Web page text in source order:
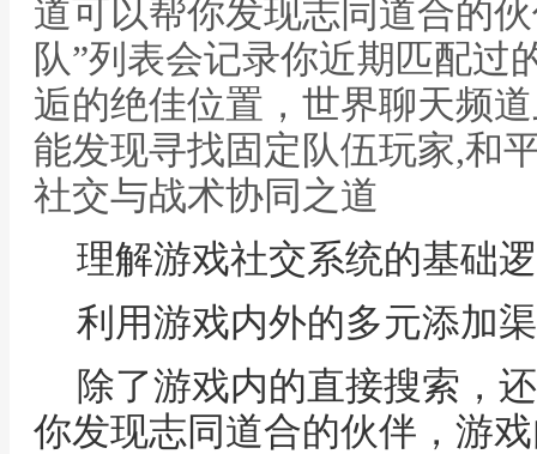
道可以帮你发现志同道合的
队”列表会记录你近期匹配过
逅的绝佳位置，世界聊天频
能发现寻找固定队伍玩家,和
社交与战术协同之道
理解游戏社交系统的基础
利用游戏内外的多元添加
除了游戏内的直接搜索，
你发现志同道合的伙伴，游